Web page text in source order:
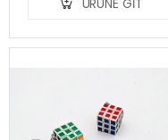
ÜRÜNE GIT